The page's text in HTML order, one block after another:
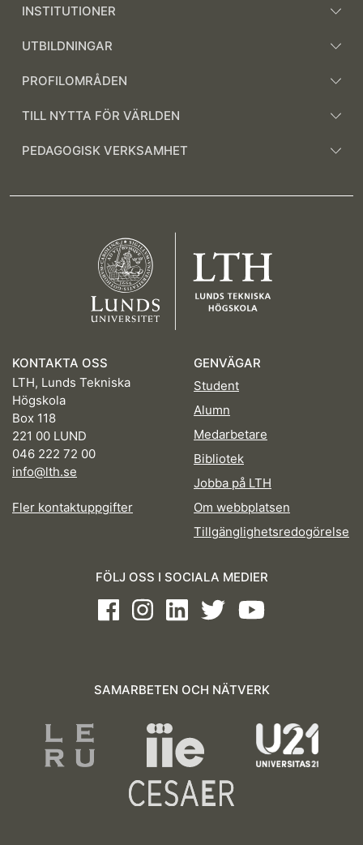
INSTITUTIONER
UTBILDNINGAR
PROFILOMRÅDEN
TILL NYTTA FÖR VÄRLDEN
PEDAGOGISK VERKSAMHET
KONTAKTA OSS
LTH, Lunds Tekniska
Högskola
Box 118
221 00 LUND
046 222 72 00
info@lth.se
Fler kontaktuppgifter
GENVÄGAR
Student
Alumn
Medarbetare
Bibliotek
Jobba på LTH
Om webbplatsen
Tillgänglighetsredogörelse
FÖLJ OSS I SOCIALA MEDIER
FacebookInstagramLinkedInTwitterYoutube
SAMARBETEN OCH NÄTVERK